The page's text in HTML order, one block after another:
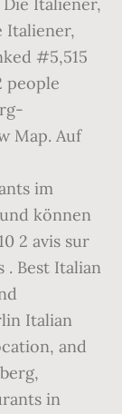
Italiener,
#5,515
people
Map. Auf
im
können
2 avis sur
. Best Italian
Italian
and
in